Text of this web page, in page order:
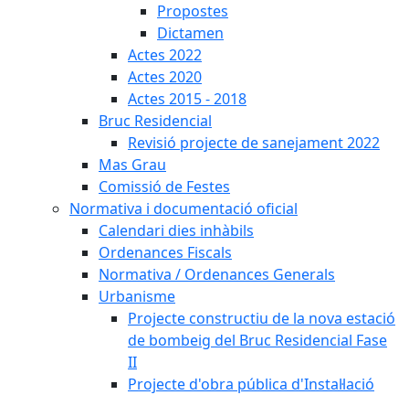
Propostes
Dictamen
Actes 2022
Actes 2020
Actes 2015 - 2018
Bruc Residencial
Revisió projecte de sanejament 2022
Mas Grau
Comissió de Festes
Normativa i documentació oficial
Calendari dies inhàbils
Ordenances Fiscals
Normativa / Ordenances Generals
Urbanisme
Projecte constructiu de la nova estació
de bombeig del Bruc Residencial Fase
II
Projecte d'obra pública d'Instal·lació